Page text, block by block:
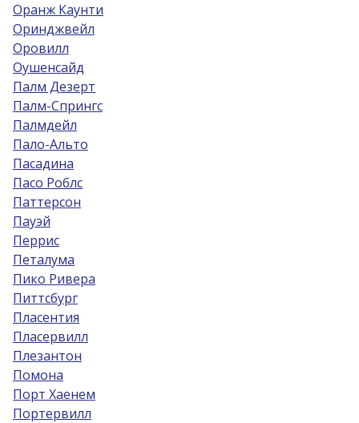
Оранж Каунти
Оринджвейл
Оровилл
Оушенсайд
Палм Дезерт
Палм-Спрингс
Палмдейл
Пало-Альто
Пасадина
Пасо Роблс
Паттерсон
Пауэй
Перрис
Петалума
Пико Ривера
Питтсбург
Пласентия
Пласервилл
Плезантон
Помона
Порт Хаенем
Портервилл